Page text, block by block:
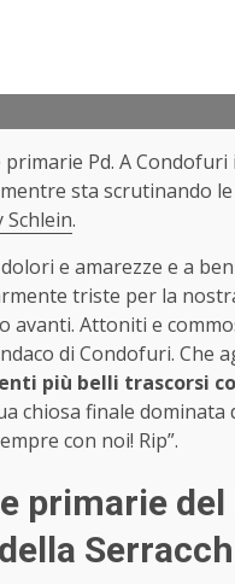
Pd. A
sta scrutinando
Schlein.
e amarezze e a
triste per la
avanti. Attoniti e
di Condofuri. Che
più belli trascorsi
chiosa finale
con noi! Rip”.
primarie